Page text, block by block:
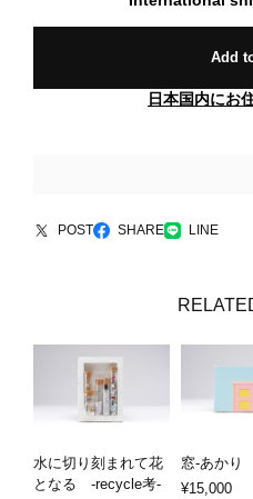
Add
日本国内にお
POST SHARE LINE
水に切り刻まれて花
となる -recycle考-
窓-あかり
¥15,000